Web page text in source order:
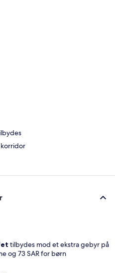
tilbydes mod et ekstra gebyr på
og 73 SAR for børn